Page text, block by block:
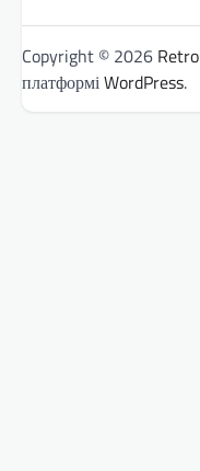
Copyright © 2026 Retro
платформіWordPress.